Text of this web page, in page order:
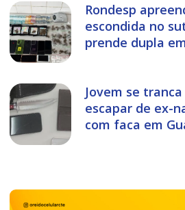
Rondesp
escondida no
prende dupla
Jovem se
escapar de ex-
com faca em